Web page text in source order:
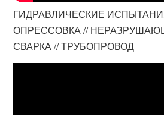
ГИДРАВЛИЧЕСКИЕ
ОПРЕССОВКА //
СВАРКА // ТРУБОПРОВОД